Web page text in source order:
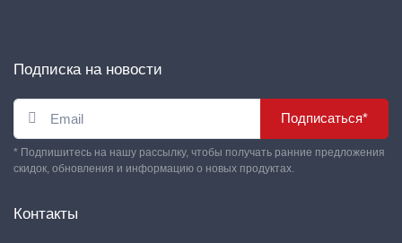
Подписка на новости
Подписаться*
* Подпишитесь на нашу рассылку, чтобы получать ранние предложения
скидок, обновления и информацию о новых продуктах.
Контакты